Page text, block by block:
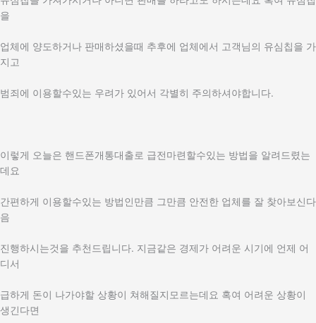
을
업체에 양도하거나 판매하셨을때 추후에 업체에서 고객님의 유심칩을 가
지고
범죄에 이용할수있는 우려가 있어서 각별히 주의하셔야합니다.
이렇게 오늘은 핸드폰개통대출로 급전마련할수있는 방법을 알려드렸는
데요
간편하게 이용할수있는 방법인만큼 그만큼 안전한 업체를 잘 찾아보신다
음
진행하시는것을 추천드립니다. 지금같은 경제가 어려운 시기에 언제 어
디서
급하게 돈이 나가야할 상황이 쳐해질지모르는데요 혹여 어려운 상황이
생긴다면